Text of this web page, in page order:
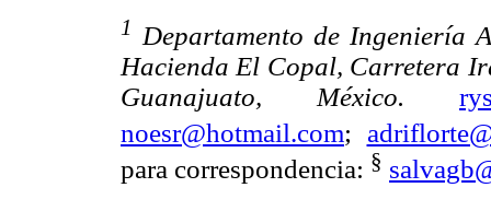
1
Departamento de Ingeniería
Hacienda El Copal, Carretera
Guanajuato, México.
noesr@hotmail.com;
para correspondencia: §